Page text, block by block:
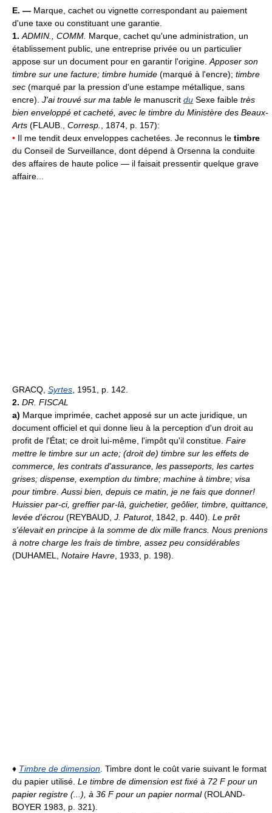
E. — Marque, cachet ou vignette correspondant au paiement
d'une taxe ou constituant une garantie.
1.ADMIN., COMM. Marque, cachet qu'une administration, un
établissement public, une entreprise privée ou un particulier
appose sur un document pour en garantir l'origine.Apposer son
timbre sur une facture; timbre humide (marqué à l'encre); timbre
sec (marqué par la pression d'une estampe métallique, sans
encre). J'ai trouvé sur ma table le manuscrit du Sexe faible très
bien enveloppé et cacheté, avec le timbre du Ministère des Beaux-
Arts (FLAUB., Corresp., 1874, p. 157):
• Il me tendit deux enveloppes cachetées. Je reconnus le timbre
du Conseil de Surveillance, dont dépend à Orsenna la conduite
des affaires de haute police — il faisait pressentir quelque grave
affaire...
GRACQ, Syrtes, 1951, p. 142.
2. DR. FISCAL
a) Marque imprimée, cachet apposé sur un acte juridique, un
document officiel et qui donne lieu à la perception d'un droit au
profit de l'État; ce droit lui-même, l'impôt qu'il constitue. Faire
mettre le timbre sur un acte; (droit de) timbre sur les effets de
commerce, les contrats d'assurance, les passeports, les cartes
grises; dispense, exemption du timbre; machine à timbre; visa
pour timbre.Aussi bien, depuis ce matin, je ne fais que donner!
Huissier par-ci, greffier par-là, guichetier, geôlier, timbre, quittance,
levée d'écrou (REYBAUD, J. Paturot, 1842, p. 440). Le prêt
s'élevait en principe à la somme de dix mille francs. Nous prenions
à notre charge les frais de timbre, assez peu considérables
(DUHAMEL, Notaire Havre, 1933, p. 198).
♦ Timbre de dimension. Timbre dont le coût varie suivant le format
du papier utilisé. Le timbre de dimension est fixé à 72 F pour un
papier registre (...), à 36 F pour un papier normal(ROLAND-
BOYER 1983, p. 321).